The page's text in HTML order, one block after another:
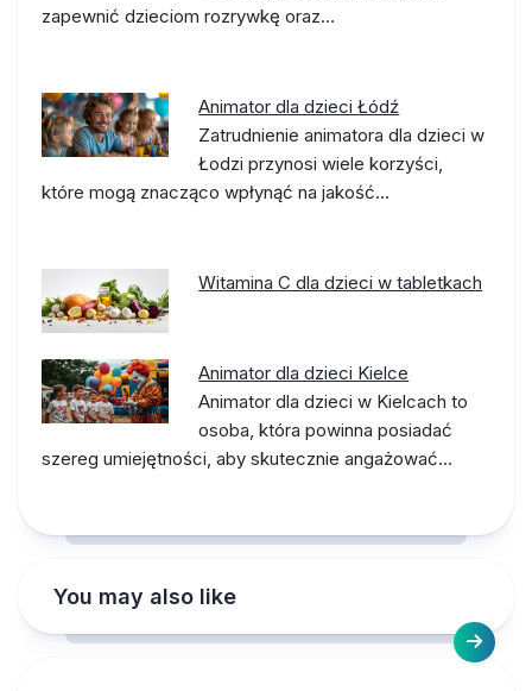
zapewnić dzieciom rozrywkę oraz…
Animator dla dzieci Łódź
Zatrudnienie animatora dla dzieci w
Łodzi przynosi wiele korzyści,
które mogą znacząco wpłynąć na jakość…
Witamina C dla dzieci w tabletkach
Animator dla dzieci Kielce
Animator dla dzieci w Kielcach to
osoba, która powinna posiadać
szereg umiejętności, aby skutecznie angażować…
You may also like